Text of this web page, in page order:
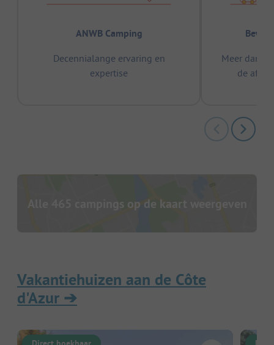
ANWB Camping
Decennialange ervaring en
expertise
Meer dan
de
Alle 465 campings op de kaart weergeven
Vakantiehuizen aan de Côte
d'Azur ➔